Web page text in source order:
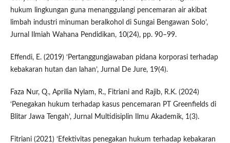
hukum lingkungan guna menanggulangi pencemaran air akibat
limbah industri minuman beralkohol di Sungai Bengawan Solo’,
Jurnal Ilmiah Wahana Pendidikan, 10(24), pp. 90–99.
Effendi, E. (2019) ‘Pertanggungjawaban pidana korporasi terhadap
kebakaran hutan dan lahan’, Jurnal De Jure, 19(4).
Faza Nur, Q., Aprilia Nylam, R., Fitriani and Rajib, R.K. (2024)
‘Penegakan hukum terhadap kasus pencemaran PT Greenfields di
Blitar Jawa Tengah’, Jurnal Multidisiplin Ilmu Akademik, 1(3).
Fitriani (2021) ‘Efektivitas penegakan hukum terhadap kebakaran